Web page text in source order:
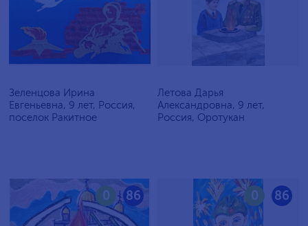
Зеленцова Ирина
Евгеньевна, 9 лет, Россия,
поселок Ракитное
Летова Дарья
Александровна, 9 лет,
Россия, Оротукан
86
0 86
0